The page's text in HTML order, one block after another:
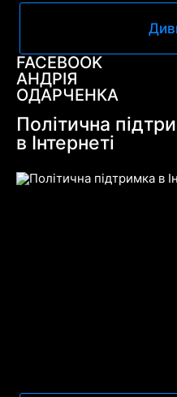
FACEBOOK
АНДРІЯ
ОДАРЧЕНКА
Політична
в Інтернеті